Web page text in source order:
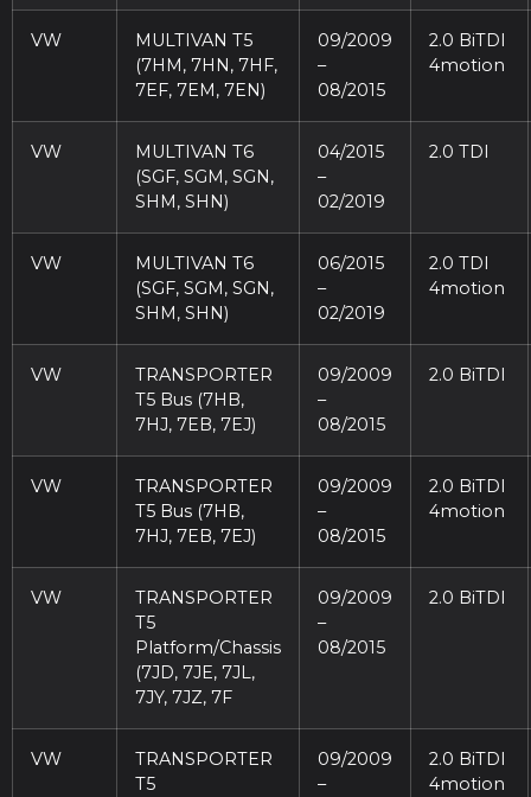
VW
MULTIVAN T5
(7HM, 7HN, 7HF,
7EF, 7EM, 7EN)
09/2009
–
08/2015
2.0 BiTDI
4motion
VW
MULTIVAN T6
(SGF, SGM, SGN,
SHM, SHN)
04/2015
–
02/2019
2.0 TDI
VW
MULTIVAN T6
(SGF, SGM, SGN,
SHM, SHN)
06/2015
–
02/2019
2.0 TDI
4motion
VW
TRANSPORTER
T5 Bus (7HB,
7HJ, 7EB, 7EJ)
09/2009
–
08/2015
2.0 BiTDI
VW
TRANSPORTER
T5 Bus (7HB,
7HJ, 7EB, 7EJ)
09/2009
–
08/2015
2.0 BiTDI
4motion
VW
TRANSPORTER
T5
Platform/Chassis
(7JD, 7JE, 7JL,
7JY, 7JZ, 7F
09/2009
–
08/2015
2.0 BiTDI
VW
TRANSPORTER
T5
09/2009
–
2.0 BiTDI
4motion